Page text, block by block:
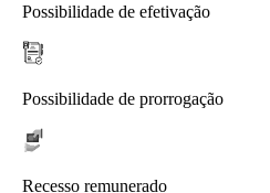
Possibilidade de efetivação
Possibilidade de prorrogação
Recesso remunerado